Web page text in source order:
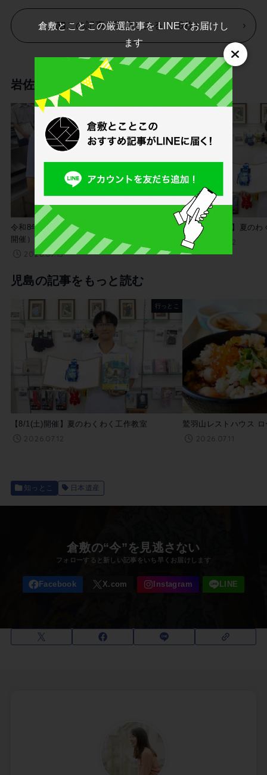
倉敷とことこの厳選記事を LINEでお届けし
ます
この記事の写真をみる（18枚）
岩佐りつ子の記事をもっと読む
令和8年度 企業学び楽舎講座（2026年6月12日
開催）
2026.07.13
【8/1(土)開催】夏のわ
2026.07.12
児島の記事をもっと読む
行っとこ
【8/1(土)開催】夏のわくわく工作教室
2026.07.12
鷲羽山レストハウス
2026.07.11
知っとこ 日本遺産